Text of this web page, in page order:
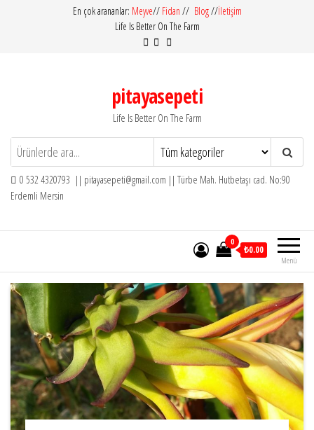
En çok arananlar: Meyve// Fidan // Blog//İletişim
Life Is Better On The Farm
pitayasepeti
Life Is Better On The Farm
0 532 4320793 || pitayasepeti@gmail.com || Türbe Mah. Hutbetaşı cad. No:90
Erdemli Mersin
Menü
0
₺0.00